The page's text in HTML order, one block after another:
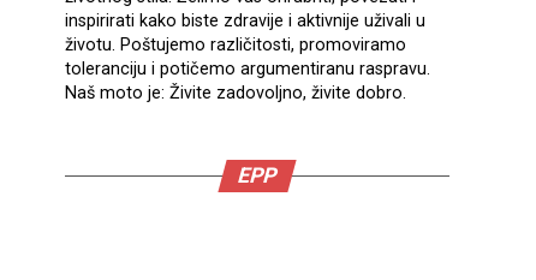
inspirirati kako biste zdravije i aktivnije uživali u
životu. Poštujemo različitosti, promoviramo
toleranciju i potičemo argumentiranu raspravu.
Naš moto je: Živite zadovoljno, živite dobro.
EPP